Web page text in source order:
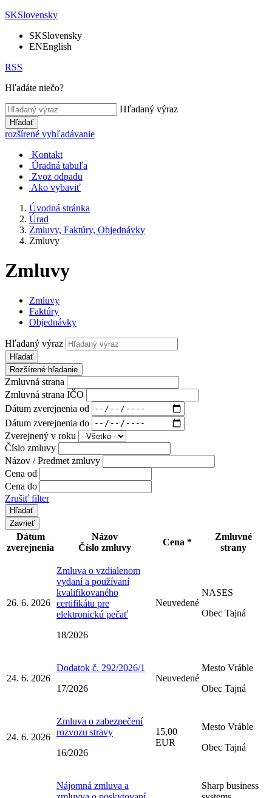
SKSlovensky
SKSlovensky
ENEnglish
RSS
Hľadáte niečo?
Hľadaný výraz
Hľadať
rozšírené vyhľadávanie
Kontakt
Úradná tabuľa
Zvoz odpadu
Ako vybaviť
Úvodná stránka
Úrad
Zmluvy, Faktúry, Objednávky
Zmluvy
Zmluvy
Zmluvy
Faktúry
Objednávky
Hľadaný výraz
Hľadať
Rozšírené hľadanie
Zmluvná strana
Zmluvná strana IČO
Dátum zverejnenia od
Dátum zverejnenia do
Zverejnený v roku
Číslo zmluvy
Názov / Predmet zmluvy
Cena od
Cena do
Zrušiť filter
Zavrieť
Dátum
zverejnenia
Názov
Číslo zmluvy
Cena *
Zmluvné
strany
26. 6. 2026
Zmluva o vzdialenom
vydaní a používaní
kvalifikovaného
certifikátu pre
elektronickú pečať
18/2026
Neuvedené
NASES
Obec Tajná
24. 6. 2026
Dodatok č. 292/2026/1
17/2026
Neuvedené
Mesto Vráble
Obec Tajná
24. 6. 2026
Zmluva o zabezpečení
rozvozu stravy
16/2026
15,00
EUR
Mesto Vráble
Obec Tajná
Nájomná zmluva a
Sharp business